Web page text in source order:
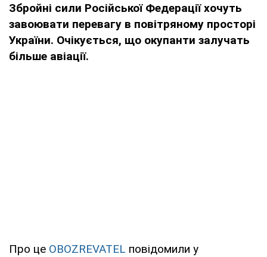
Збройні сили Російської Федерації хочуть
завоювати перевагу в повітряному просторі
України. Очікується, що окупанти залучать
більше авіації.
Про це OBOZREVATEL повідомили у